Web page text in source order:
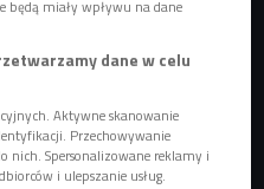
będą miały wpływu na dane
dane w celu
Aktywne skanowanie
Przechowywanie
nich. Spersonalizowane reklamy i
i ulepszanie usług.